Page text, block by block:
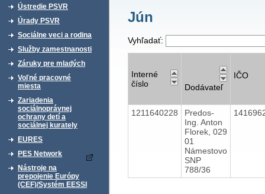
Ústredie PSVR
Úrady PSVR
Sociálne veci a rodina
Služby zamestnanosti
Záruky pre mladých
Voľné pracovné
miesta
Zariadenia
sociálnoprávnej
ochrany detí a
sociálnej kurately
EURES
PES Network
Nástroje na
prepojenie Európy
(CEF)/Systém EESSI
Jún
Vyhľadať:
Interné
číslo
Dodávateľ
IČO
1211640228
Predos-
Ing. Anton
Florek, 029
01
Námestovo
SNP
788/36